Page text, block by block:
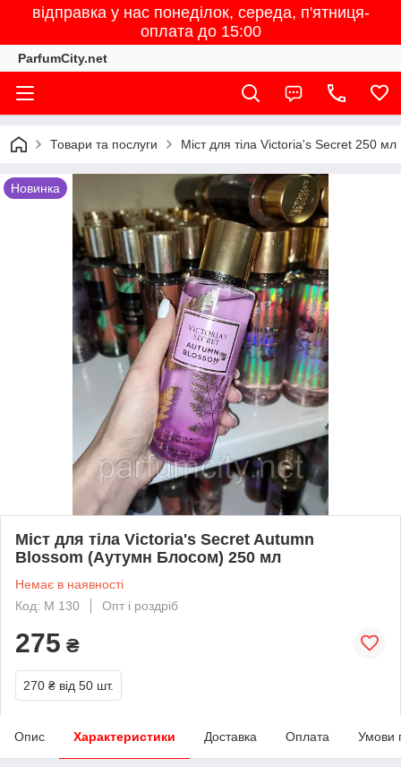
відправка у нас понеділок, середа, п'ятниця-
оплата до 15:00
ParfumCity.net
Товари та послуги Міст для тіла Victoria's Secret 250 мл
Новинка
Міст для тіла Victoria's Secret Autumn
Blossom (Аутумн Блосом) 250 мл
Немає в наявності
Код: М 130
Опт і роздріб
275 ₴
270 ₴ від 50 шт.
Опис Характеристики Доставка Оплата Умови